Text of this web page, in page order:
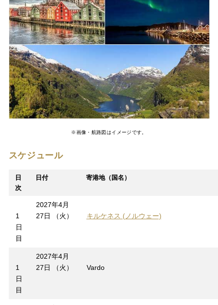
※画像・航路図はイメージです。
スケジュール
日
次
日付 寄港地（国名）
1
日
目
2027年4月
27日 （火）
キルケネス (ノルウェー)
1
日
目
2027年4月
27日 （火）
Vardo